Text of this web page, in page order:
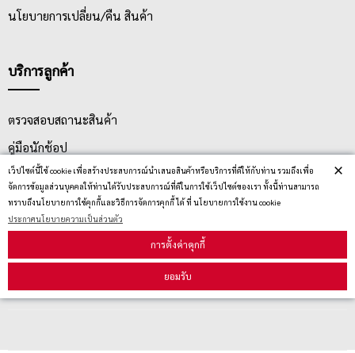
เว็ปไซต์นี้ใช้ cookie เพื่อสร้างประสบการณ์นำเสนอสินค้าหรือบริการที่ดีให้กับท่าน รวมถึงเพื่อ
จัดการข้อมูลส่วนบุคคลให้ท่านได้รับประสบการณ์ที่ดีในการใช้เว็ปไซต์ของเรา ทั้งนี้ท่านสามารถ
ทราบถึงนโยบายการใช้คุกกี้และวิธีการจัดการคุกกี้ ได้ ที่ นโยบายการใช้งาน cookie
ประกาศนโยบายความเป็นส่วนตัว
การตั้งค่าคุกกี้
ยอมรับ
×
นโยบายการเปลี่ยน/คืน สินค้า
บริการลูกค้า
ตรวจสอบสถานะสินค้า
คู่มือนักช้อป
วิธีลบคุกกี้
สมัครรับข่าวสาร
รับข่าวสาร